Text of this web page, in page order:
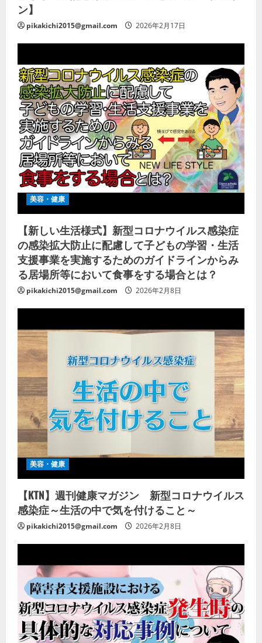
ン】
pikakichi2015@gmail.com 2026年2月17日
美容・健康
【新しい生活様式】新型コロナウイルス感染症
の感染拡大防止に配慮して子どもの学習・生活
支援事業を実施するためのガイドラインからみ
る居場所等において食事をする場合とは？
pikakichi2015@gmail.com 2026年2月8日
美容・健康
【KTN】週刊健康マガジン 新型コロナウイルス
感染症～生活の中で気を付けること～
pikakichi2015@gmail.com 2026年2月8日